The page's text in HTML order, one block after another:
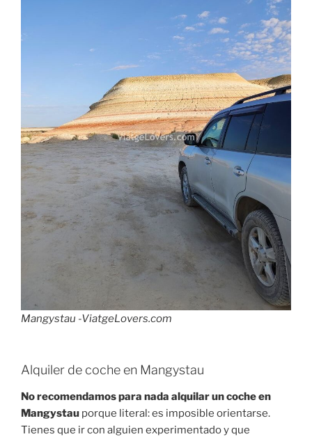
Mangystau -ViatgeLovers.com
Alquiler de coche en Mangystau
No recomendamos para nada alquilar un coche en
Mangystau porque literal: es imposible orientarse.
Tienes que ir con alguien experimentado y que